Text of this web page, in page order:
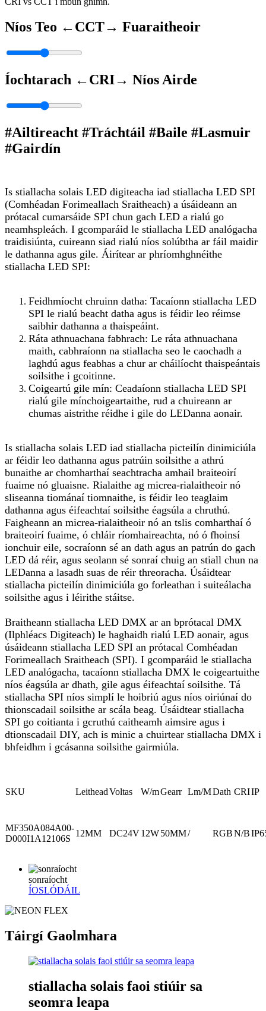
Níos Teo ←CCT→ Fuaraitheoir
Íochtarach ←CRI→ Níos Airde
#Ailtireacht #Tráchtáil #Baile #Lasmuir
#Gairdín
Is stiallacha solais LED digiteacha iad stiallacha LED SPI
(Comhéadan Forimeallach Sraitheach) a úsáideann an
prótacal cumarsáide SPI chun gach LED a rialú go
neamhspleách. I gcomparáid le stiallacha LED analógacha
traidisiúnta, cuireann siad rialú níos solúbtha ar fáil maidir
le dathanna agus gile. Áirítear ar phríomhghnéithe
stiallacha LED SPI:
Feidhmíocht chruinn datha: Tacaíonn stiallacha LED
SPI le rialú beacht datha agus is féidir leo réimse
saibhir dathanna a thaispeáint.
Ráta athnuachana fabhrach: Le ráta athnuachana
maith, cabhraíonn na stiallacha seo le caochadh a
laghdú agus feabhas a chur ar cháilíocht thaispeántais
soilsithe i gcoitinne.
Coigeartú gile mín: Ceadaíonn stiallacha LED SPI
rialú gile mínchoigeartaithe, rud a chuireann ar
chumas aistrithe réidhe i gile do LEDanna aonair.
Is stiallacha solais LED iad stiallacha picteilín dinimiciúla
ar féidir leo dathanna agus patrúin soilsithe a athrú
bunaithe ar chomharthaí seachtracha amhail braiteoirí
fuaime nó gluaisne. Rialaithe ag micrea-rialaitheoir nó
sliseanna tiománaí tiomnaithe, is féidir leo teaglaim
dathanna agus éifeachtaí soilsithe éagsúla a chruthú.
Faigheann an micrea-rialaitheoir nó an tslis comharthaí ó
braiteoirí fuaime, ó chláir ríomhaireachta, nó ó fhoinsí
ionchuir eile, socraíonn sé an dath agus an patrún do gach
LED dá réir, agus seolann sé sonraí chuig an stiall chun na
LEDanna a lasadh suas de réir threoracha. Úsáidtear
stiallacha picteilín dinimiciúla go forleathan i suiteálacha
soilsithe agus i léirithe stáitse.
Braitheann stiallacha LED DMX ar an bprótacal DMX
(Ilphléacs Digiteach) le haghaidh rialú LED aonair, agus
úsáideann stiallacha LED SPI an prótacal Comhéadan
Forimeallach Sraitheach (SPI). I gcomparáid le stiallacha
LED analógacha, tacaíonn stiallacha DMX le coigeartuithe
níos éagsúla ar dhath, gile agus éifeachtaí soilsithe. Tá
stiallacha SPI níos simplí le hoibriú agus níos oiriúnaí do
thionscadail soilsithe ar scála beag. Úsáidtear stiallacha
SPI go coitianta i gcruthú caitheamh aimsire agus i
dtionscadail DIY, ach is minic a chuirtear stiallacha DMX i
bhfeidhm i gcásanna soilsithe gairmiúla.
SKU LeitheadVoltas W/mGearr Lm/MDath CRIIP
MF350A084A00-
D000I1A12106S
12MM DC24V12W50MM/ RGBN/B
sonraíocht
ÍOSLÓDÁIL
Táirgí Gaolmhara
stiallacha solais faoi stiúir sa
seomra leapa